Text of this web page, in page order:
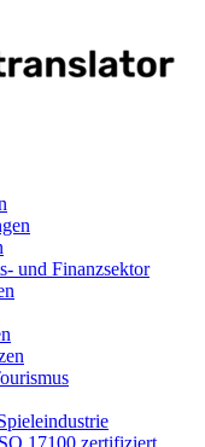
und Finanzsektor
17100 zertifiziert